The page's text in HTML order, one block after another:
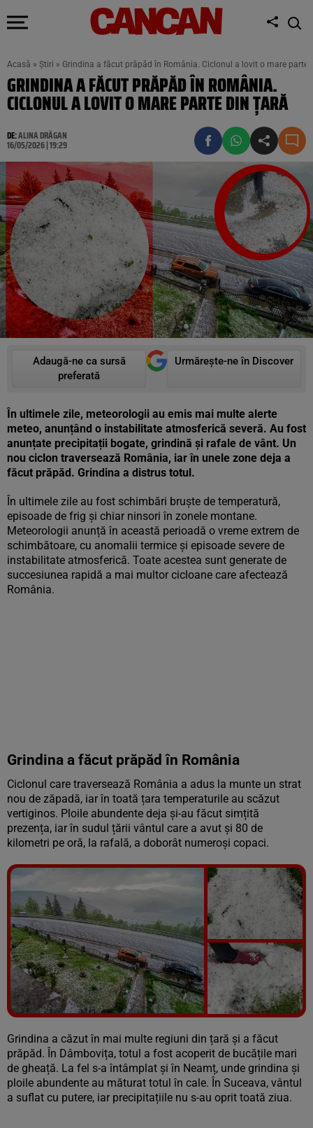
Acasă » Știri » Grindina a făcut prăpăd în România. Ciclonul a lovit o mare parte
GRINDINA A FĂCUT PRĂPĂD ÎN ROMÂNIA.
CICLONUL A LOVIT O MARE PARTE DIN ȚARĂ
DE:ALINA DRĂGAN
16/05/2026 | 19:29
Adaugă-ne ca sursă
preferată
Urmărește-ne în Discover
În ultimele zile, meteorologii au emis mai multe alerte
meteo, anunțând o instabilitate atmosferică severă. Au fost
anunțate precipitații bogate, grindină și rafale de vânt. Un
nou ciclon traversează România, iar în unele zone deja a
făcut prăpăd. Grindina a distrus totul.
În ultimele zile au fost schimbări bruște de temperatură,
episoade de frig și chiar ninsori în zonele montane.
Meteorologii anunță în această perioadă o vreme extrem de
schimbătoare, cu anomalii termice și episoade severe de
instabilitate atmosferică. Toate acestea sunt generate de
succesiunea rapidă a mai multor cicloane care afectează
România.
Grindina a făcut prăpăd în România
Ciclonul care traversează România a adus la munte un strat
nou de zăpadă, iar în toată țara temperaturile au scăzut
vertiginos. Ploile abundente deja și-au făcut simțită
prezența, iar în sudul țării vântul care a avut și 80 de
kilometri pe oră, la rafală, a doborât numeroși copaci.
Vezi galeria foto
7 poze
Grindina a căzut în mai multe regiuni din țară și a făcut
prăpăd. În Dâmbovița, totul a fost acoperit de bucățile mari
de gheață. La fel s-a întâmplat și în Neamț, unde grindina și
ploile abundente au măturat totul în cale. În Suceava, vântul
a suflat cu putere, iar precipitațiile nu s-au oprit toată ziua.